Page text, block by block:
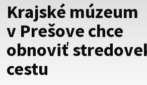
Táto stránka je zabezpečená
Buďte pozorní a vždy sa uistite, že
cez zabezpečenú webovú stránku.
vždy začína https:// pred názvom
Krajské múzeum
v Prešove chce
obnoviť
cestu